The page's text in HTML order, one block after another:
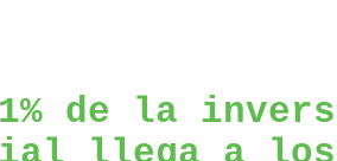
de la